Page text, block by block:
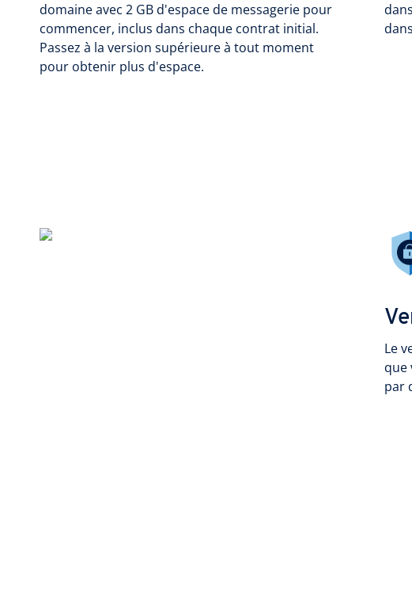
domaine avec 2 GB d'espace de messagerie pour
commencer, inclus dans chaque contrat initial.
Passez à la version supérieure à tout moment
pour obtenir plus d'espace.
Le
que
par